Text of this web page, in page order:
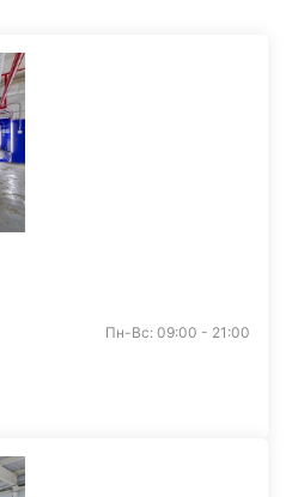
Пн-Вс: 09:00 - 21:00